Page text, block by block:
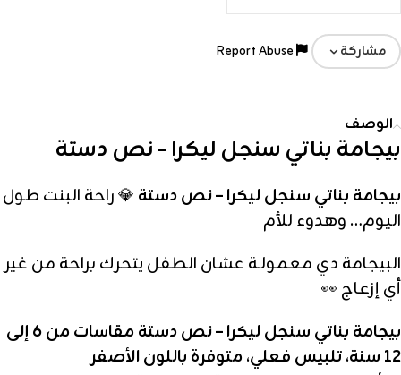
مشاركة
الوصف
بيجامة بناتي سنجل ليكرا – نص دستة
بيجامة بناتي سنجل ليكرا – نص دستة 💎 راحة البنت طول
اليوم… وهدوء للأم
البيجامة دي معمولـة عشان الطفل يتحرك براحة من غير
أي إزعاج 👀
بيجامة بناتي سنجل ليكرا – نص دستة مقاسات من 6 إلى
12 سنة، تلبيس فعلي، متوفرة باللون الأصفر